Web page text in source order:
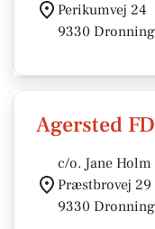
Perikumvej 24
9330
Agersted
c/o. Jane Holm
Præstbrovej 29
9330